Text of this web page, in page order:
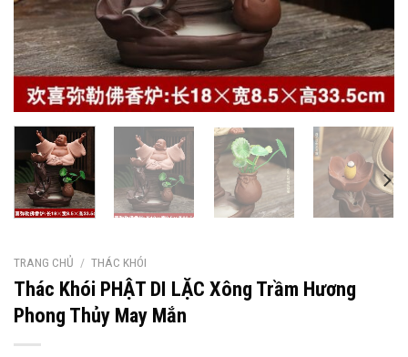
TRANG CHỦ / THÁC KHÓI
Thác Khói PHẬT DI LẶC Xông Trầm Hương
Phong Thủy May Mắn